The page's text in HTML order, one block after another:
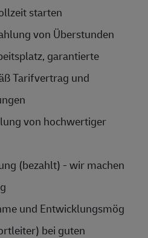
starten
von Überstunden
garantierte
Tarifvertrag und
en
von hochwertiger
und E
ntwicklungsmög
bei guten